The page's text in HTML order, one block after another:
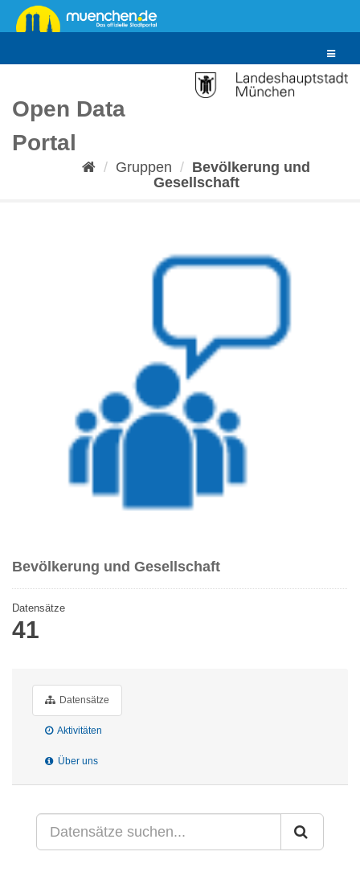
Überspringen
zum
Toggle
Open Data
Portal
Gruppen
Bevölkerung und
Gesellschaft
Bevölkerung und Gesellschaft
Datensätze
41
Datensätze
Aktivitäten
Über uns